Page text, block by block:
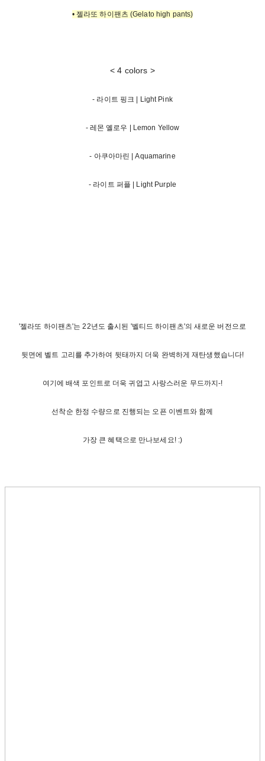
• 젤라또 하이팬츠 (Gelato high pants)
< 4 colors >
- 라이트 핑크 | Light Pink
- 레몬 옐로우 | Lemon Yellow
- 아쿠아마린 | Aquamarine
- 라이트 퍼플 | Light Purple
'젤라또 하이팬츠'는 22년도 출시된 '벨티드 하이팬츠'의 새로운 버전으로
뒷면에 벨트 고리를 추가하여 뒷태까지 더욱 완벽하게 재탄생했습니다!
여기에 배색 포인트로 더욱 귀엽고 사랑스러운 무드까지-!
선착순 한정 수량으로 진행되는 오픈 이벤트와 함께
가장 큰 혜택으로 만나보세요! :)